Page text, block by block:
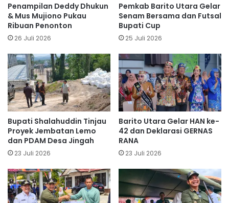
Penampilan Deddy Dhukun
& Mus Mujiono Pukau
Ribuan Penonton
26 Juli 2026
Pemkab Barito Utara Gelar
Senam Bersama dan Futsal
Bupati Cup
25 Juli 2026
Bupati Shalahuddin Tinjau
Proyek Jembatan Lemo
dan PDAM Desa Jingah
23 Juli 2026
Barito Utara Gelar HAN ke-
42 dan Deklarasi GERNAS
RANA
23 Juli 2026